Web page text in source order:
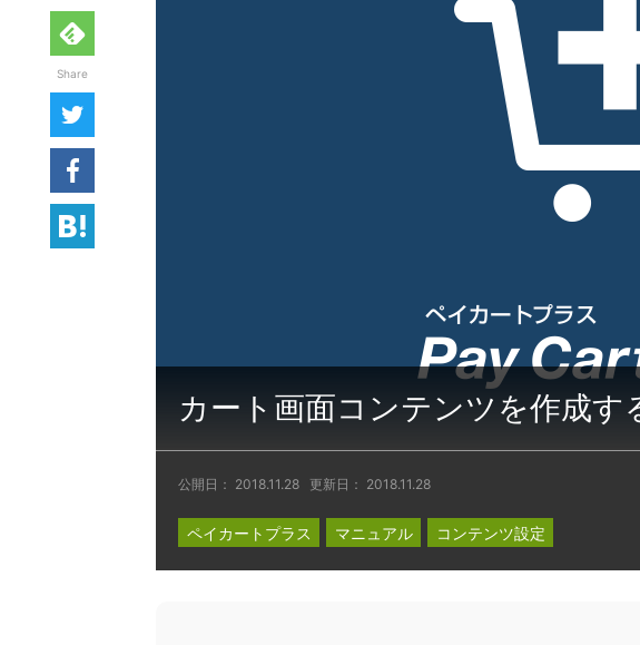
Share
カート画面コンテンツを作成す
公開日： 2018.11.28 更新日： 2018.11.28
ペイカートプラス マニュアル コンテンツ設定